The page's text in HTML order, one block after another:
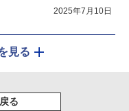
2025年7月10日
見る
る